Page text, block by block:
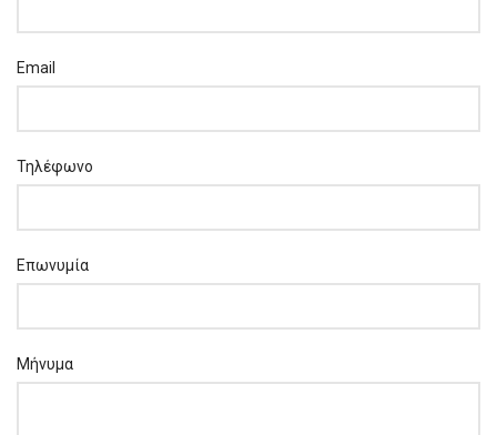
Email
Τηλέφωνο
Επωνυμία
Μήνυμα